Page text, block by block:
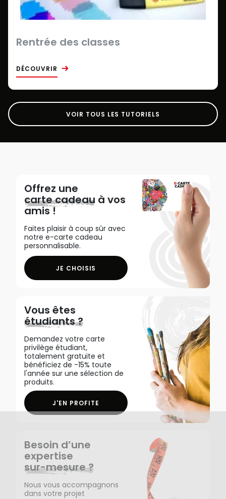
Rentrée des classes
DÉCOUVRIR
VOIR TOUS LES TUTORIELS
Offrez une
carte cadeau à vos
amis !
Faites plaisir à coup sûr avec
notre e-carte cadeau
personnalisable.
JE CHOISIS
Vous êtes
étudiants ?
Demandez votre carte
privilège étudiant,
totalement gratuite et
bénéficiez de -15% toute
l'année sur une sélection de
produits.
J'EN PROFITE
Besoin d’une
expertise
sur-mesure ?
Nous vous accompagnons
dans votre projet